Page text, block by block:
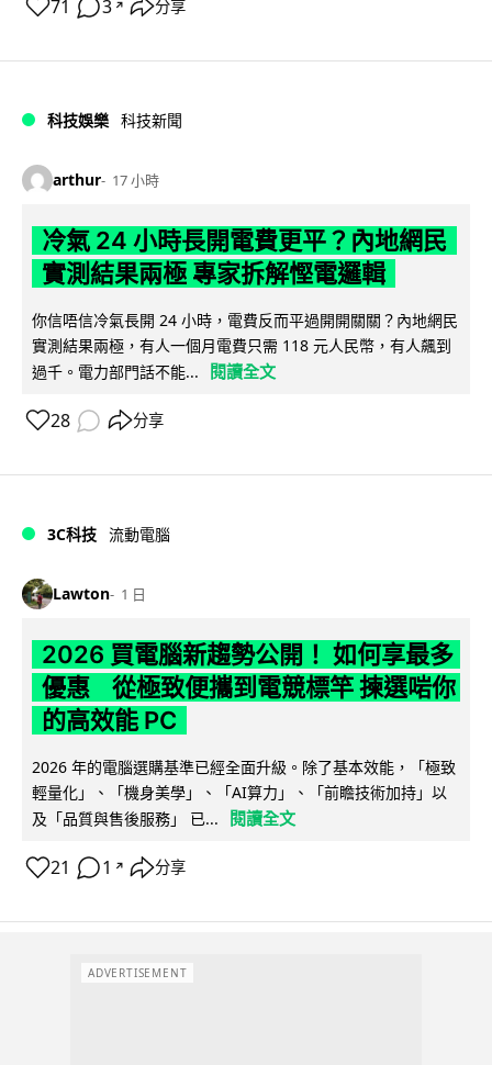
71 3 ↗ 分享
科技娛樂 科技新聞
arthur 17 小時
冷氣 24 小時長開電費更平？內地網民
實測結果兩極 專家拆解慳電邏輯
你信唔信冷氣長開 24 小時，電費反而平過開開關關？內地網民
實測結果兩極，有人一個月電費只需 118 元人民幣，有人飆到
過千。電力部門話不能...
閱讀全文
28 分享
3C科技 流動電腦
Lawton 1 日
2026 買電腦新趨勢公開！ 如何享最多
優惠 從極致便攜到電競標竿 揀選啱你
的高效能 PC
2026 年的電腦選購基準已經全面升級。除了基本效能，「極致
輕量化」、「機身美學」、「AI算力」、「前瞻技術加持」以
及「品質與售後服務」 已...
閱讀全文
21 1 ↗ 分享
ADVERTISEMENT